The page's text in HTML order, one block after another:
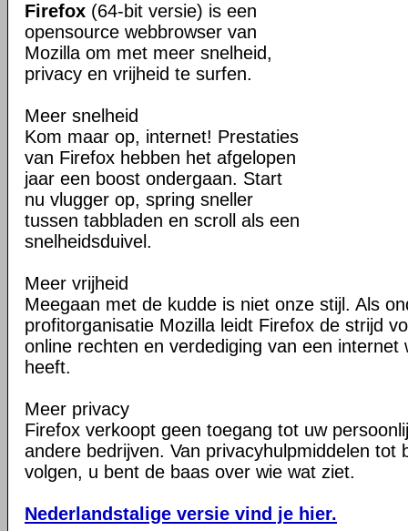
Firefox (64-bit versie) is een
opensource webbrowser van
Mozilla om met meer snelheid,
privacy en vrijheid te surfen.
Meer snelheid
Kom maar op, internet! Prestaties
van Firefox hebben het afgelopen
jaar een boost ondergaan. Start
nu vlugger op, spring sneller
tussen tabbladen en scroll als een
snelheidsduivel.
Meer vrijheid
Meegaan met de kudde is niet onze stijl. Als
profitorganisatie Mozilla leidt Firefox de strijd
online rechten en verdediging van een internet
heeft.
Meer privacy
Firefox verkoopt geen toegang tot uw
andere bedrijven. Van privacyhulpmiddelen tot
volgen, u bent de baas over wie wat ziet.
Nederlandstalige versie vind je hier.